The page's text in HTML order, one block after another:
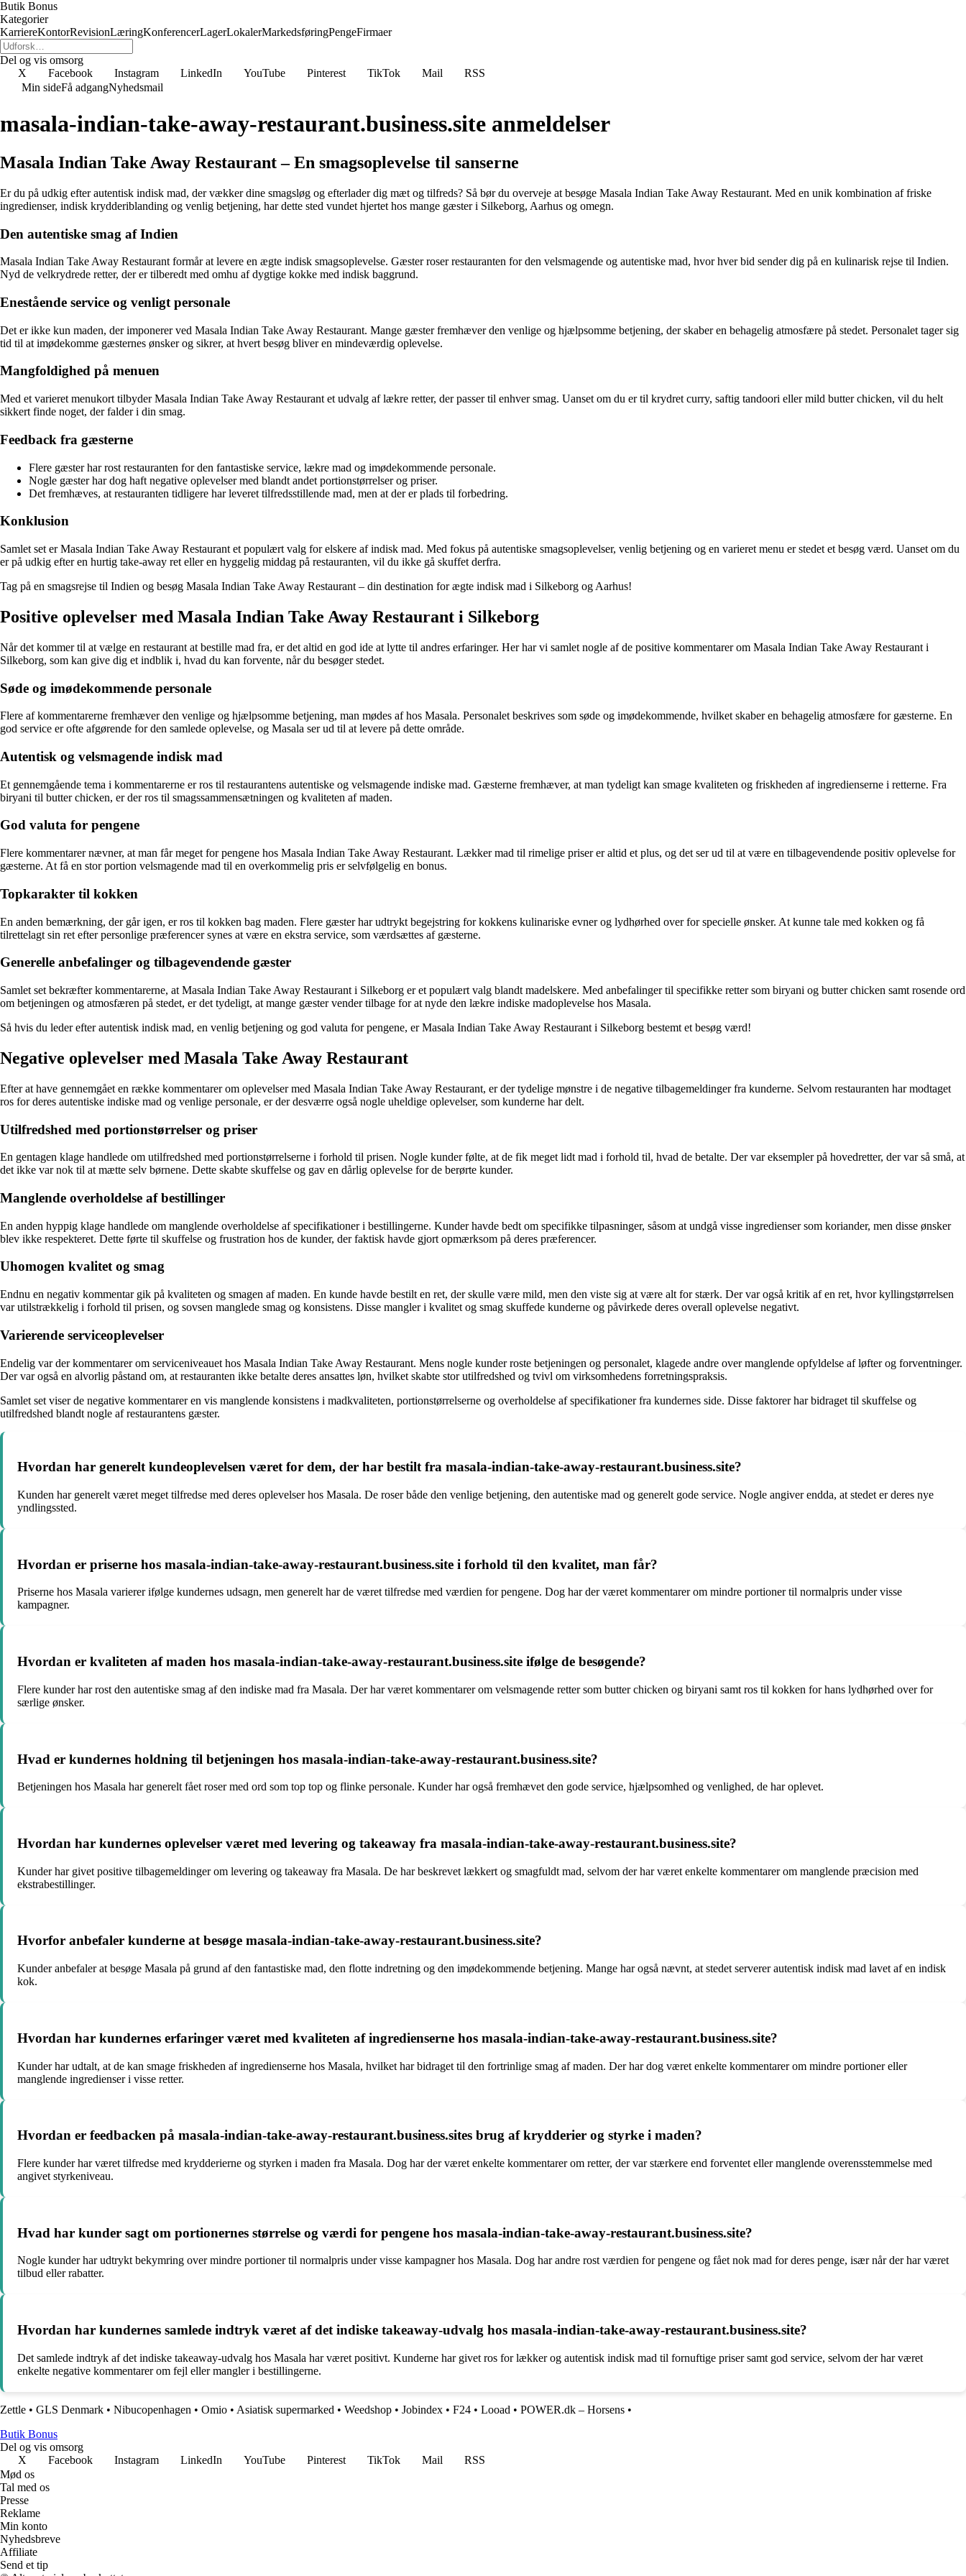
Butik Bonus
Kategorier
KarriereKontorRevisionLæringKonferencerLagerLokalerMarkedsføringPengeFirmaer
Del og vis omsorg
X
Facebook Instagram LinkedIn YouTube Pinterest TikTok Mail
RSS
Min sideFå adgangNyhedsmail
masala-indian-take-away-restaurant.business.site anmeldelser
Masala Indian Take Away Restaurant – En smagsoplevelse til sanserne
Er du på udkig efter autentisk indisk mad, der vækker dine smagsløg og efterlader dig mæt og tilfreds? Så bør du overveje at besøge Masala Indian Take Away Restaurant. Med en unik kombination af friske
ingredienser, indisk krydderiblanding og venlig betjening, har dette sted vundet hjertet hos mange gæster i Silkeborg, Aarhus og omegn.
Den autentiske smag af Indien
Masala Indian Take Away Restaurant formår at levere en ægte indisk smagsoplevelse. Gæster roser restauranten for den velsmagende og autentiske mad, hvor hver bid sender dig på en kulinarisk rejse til Indien.
Nyd de velkrydrede retter, der er tilberedt med omhu af dygtige kokke med indisk baggrund.
Enestående service og venligt personale
Det er ikke kun maden, der imponerer ved Masala Indian Take Away Restaurant. Mange gæster fremhæver den venlige og hjælpsomme betjening, der skaber en behagelig atmosfære på stedet. Personalet tager sig
tid til at imødekomme gæsternes ønsker og sikrer, at hvert besøg bliver en mindeværdig oplevelse.
Mangfoldighed på menuen
Med et varieret menukort tilbyder Masala Indian Take Away Restaurant et udvalg af lækre retter, der passer til enhver smag. Uanset om du er til krydret curry, saftig tandoori eller mild butter chicken, vil du helt
sikkert finde noget, der falder i din smag.
Feedback fra gæsterne
Flere gæster har rost restauranten for den fantastiske service, lækre mad og imødekommende personale.
Nogle gæster har dog haft negative oplevelser med blandt andet portionstørrelser og priser.
Det fremhæves, at restauranten tidligere har leveret tilfredsstillende mad, men at der er plads til forbedring.
Konklusion
Samlet set er Masala Indian Take Away Restaurant et populært valg for elskere af indisk mad. Med fokus på autentiske smagsoplevelser, venlig betjening og en varieret menu er stedet et besøg værd. Uanset om du
er på udkig efter en hurtig take-away ret eller en hyggelig middag på restauranten, vil du ikke gå skuffet derfra.
Tag på en smagsrejse til Indien og besøg Masala Indian Take Away Restaurant – din destination for ægte indisk mad i Silkeborg og Aarhus!
Positive oplevelser med Masala Indian Take Away Restaurant i Silkeborg
Når det kommer til at vælge en restaurant at bestille mad fra, er det altid en god ide at lytte til andres erfaringer. Her har vi samlet nogle af de positive kommentarer om Masala Indian Take Away Restaurant i
Silkeborg, som kan give dig et indblik i, hvad du kan forvente, når du besøger stedet.
Søde og imødekommende personale
Flere af kommentarerne fremhæver den venlige og hjælpsomme betjening, man mødes af hos Masala. Personalet beskrives som søde og imødekommende, hvilket skaber en behagelig atmosfære for gæsterne. En
god service er ofte afgørende for den samlede oplevelse, og Masala ser ud til at levere på dette område.
Autentisk og velsmagende indisk mad
Et gennemgående tema i kommentarerne er ros til restaurantens autentiske og velsmagende indiske mad. Gæsterne fremhæver, at man tydeligt kan smage kvaliteten og friskheden af ingredienserne i retterne. Fra
biryani til butter chicken, er der ros til smagssammensætningen og kvaliteten af maden.
God valuta for pengene
Flere kommentarer nævner, at man får meget for pengene hos Masala Indian Take Away Restaurant. Lækker mad til rimelige priser er altid et plus, og det ser ud til at være en tilbagevendende positiv oplevelse for
gæsterne. At få en stor portion velsmagende mad til en overkommelig pris er selvfølgelig en bonus.
Topkarakter til kokken
En anden bemærkning, der går igen, er ros til kokken bag maden. Flere gæster har udtrykt begejstring for kokkens kulinariske evner og lydhørhed over for specielle ønsker. At kunne tale med kokken og få
tilrettelagt sin ret efter personlige præferencer synes at være en ekstra service, som værdsættes af gæsterne.
Generelle anbefalinger og tilbagevendende gæster
Samlet set bekræfter kommentarerne, at Masala Indian Take Away Restaurant i Silkeborg er et populært valg blandt madelskere. Med anbefalinger til specifikke retter som biryani og butter chicken samt rosende ord
om betjeningen og atmosfæren på stedet, er det tydeligt, at mange gæster vender tilbage for at nyde den lækre indiske madoplevelse hos Masala.
Så hvis du leder efter autentisk indisk mad, en venlig betjening og god valuta for pengene, er Masala Indian Take Away Restaurant i Silkeborg bestemt et besøg værd!
Negative oplevelser med Masala Take Away Restaurant
Efter at have gennemgået en række kommentarer om oplevelser med Masala Indian Take Away Restaurant, er der tydelige mønstre i de negative tilbagemeldinger fra kunderne. Selvom restauranten har modtaget
ros for deres autentiske indiske mad og venlige personale, er der desværre også nogle uheldige oplevelser, som kunderne har delt.
Utilfredshed med portionstørrelser og priser
En gentagen klage handlede om utilfredshed med portionstørrelserne i forhold til prisen. Nogle kunder følte, at de fik meget lidt mad i forhold til, hvad de betalte. Der var eksempler på hovedretter, der var så små, at
det ikke var nok til at mætte selv børnene. Dette skabte skuffelse og gav en dårlig oplevelse for de berørte kunder.
Manglende overholdelse af bestillinger
En anden hyppig klage handlede om manglende overholdelse af specifikationer i bestillingerne. Kunder havde bedt om specifikke tilpasninger, såsom at undgå visse ingredienser som koriander, men disse ønsker
blev ikke respekteret. Dette førte til skuffelse og frustration hos de kunder, der faktisk havde gjort opmærksom på deres præferencer.
Uhomogen kvalitet og smag
Endnu en negativ kommentar gik på kvaliteten og smagen af maden. En kunde havde bestilt en ret, der skulle være mild, men den viste sig at være alt for stærk. Der var også kritik af en ret, hvor kyllingstørrelsen
var utilstrækkelig i forhold til prisen, og sovsen manglede smag og konsistens. Disse mangler i kvalitet og smag skuffede kunderne og påvirkede deres overall oplevelse negativt.
Varierende serviceoplevelser
Endelig var der kommentarer om serviceniveauet hos Masala Indian Take Away Restaurant. Mens nogle kunder roste betjeningen og personalet, klagede andre over manglende opfyldelse af løfter og forventninger.
Der var også en alvorlig påstand om, at restauranten ikke betalte deres ansattes løn, hvilket skabte stor utilfredshed og tvivl om virksomhedens forretningspraksis.
Samlet set viser de negative kommentarer en vis manglende konsistens i madkvaliteten, portionstørrelserne og overholdelse af specifikationer fra kundernes side. Disse faktorer har bidraget til skuffelse og
utilfredshed blandt nogle af restaurantens gæster.
Hvordan har generelt kundeoplevelsen været for dem, der har bestilt fra masala-indian-take-away-restaurant.business.site?
Kunden har generelt været meget tilfredse med deres oplevelser hos Masala. De roser både den venlige betjening, den autentiske mad og generelt gode service. Nogle angiver endda, at stedet er deres nye
yndlingssted.
Hvordan er priserne hos masala-indian-take-away-restaurant.business.site i forhold til den kvalitet, man får?
Priserne hos Masala varierer ifølge kundernes udsagn, men generelt har de været tilfredse med værdien for pengene. Dog har der været kommentarer om mindre portioner til normalpris under visse
kampagner.
Hvordan er kvaliteten af maden hos masala-indian-take-away-restaurant.business.site ifølge de besøgende?
Flere kunder har rost den autentiske smag af den indiske mad fra Masala. Der har været kommentarer om velsmagende retter som butter chicken og biryani samt ros til kokken for hans lydhørhed over for
særlige ønsker.
Hvad er kundernes holdning til betjeningen hos masala-indian-take-away-restaurant.business.site?
Betjeningen hos Masala har generelt fået roser med ord som top top og flinke personale. Kunder har også fremhævet den gode service, hjælpsomhed og venlighed, de har oplevet.
Hvordan har kundernes oplevelser været med levering og takeaway fra masala-indian-take-away-restaurant.business.site?
Kunder har givet positive tilbagemeldinger om levering og takeaway fra Masala. De har beskrevet lækkert og smagfuldt mad, selvom der har været enkelte kommentarer om manglende præcision med
ekstrabestillinger.
Hvorfor anbefaler kunderne at besøge masala-indian-take-away-restaurant.business.site?
Kunder anbefaler at besøge Masala på grund af den fantastiske mad, den flotte indretning og den imødekommende betjening. Mange har også nævnt, at stedet serverer autentisk indisk mad lavet af en indisk
kok.
Hvordan har kundernes erfaringer været med kvaliteten af ingredienserne hos masala-indian-take-away-restaurant.business.site?
Kunder har udtalt, at de kan smage friskheden af ingredienserne hos Masala, hvilket har bidraget til den fortrinlige smag af maden. Der har dog været enkelte kommentarer om mindre portioner eller
manglende ingredienser i visse retter.
Hvordan er feedbacken på masala-indian-take-away-restaurant.business.sites brug af krydderier og styrke i maden?
Flere kunder har været tilfredse med krydderierne og styrken i maden fra Masala. Dog har der været enkelte kommentarer om retter, der var stærkere end forventet eller manglende overensstemmelse med
angivet styrkeniveau.
Hvad har kunder sagt om portionernes størrelse og værdi for pengene hos masala-indian-take-away-restaurant.business.site?
Nogle kunder har udtrykt bekymring over mindre portioner til normalpris under visse kampagner hos Masala. Dog har andre rost værdien for pengene og fået nok mad for deres penge, især når der har været
tilbud eller rabatter.
Hvordan har kundernes samlede indtryk været af det indiske takeaway-udvalg hos masala-indian-take-away-restaurant.business.site?
Det samlede indtryk af det indiske takeaway-udvalg hos Masala har været positivt. Kunderne har givet ros for lækker og autentisk indisk mad til fornuftige priser samt god service, selvom der har været
enkelte negative kommentarer om fejl eller mangler i bestillingerne.
Zettle • GLS Denmark • Nibucopenhagen • Omio • Asiatisk supermarked • Weedshop • Jobindex • F24 • Looad • POWER.dk – Horsens •
Butik Bonus
Del og vis omsorg
X
Facebook Instagram LinkedIn YouTube Pinterest TikTok Mail
RSS
Mød os
Tal med os
Presse
Reklame
Min konto
Nyhedsbreve
Affiliate
Send et tip